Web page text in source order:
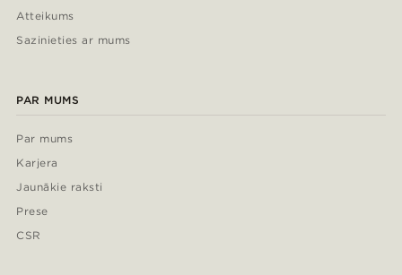
Atteikums
Sazinieties ar mums
PAR MUMS
Par mums
Karjera
Jaunākie raksti
Prese
CSR